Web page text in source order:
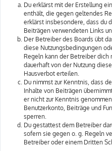
Du erklärst mit der Erstellung
enthält, die gegen geltendes
erklärst insbesondere, dass du
Beiträgen verwendeten Links
Der Betreiber des Boards übt
diese Nutzungsbedingungen
Regeln kann der Betreiber dich
dauerhaft von der Nutzung
Hausverbot erteilen.
Du nimmst zur Kenntnis, dass
Inhalte von Beiträgen
er nicht zur Kenntnis
Benutzerkonto, Beiträge und
sperren.
Du gestattest dem Betreiber
sofern sie gegen o. g. Regeln
Betreiber oder einem Dritten